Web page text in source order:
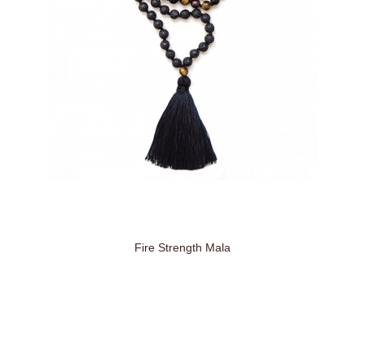
Fire Strength Mala